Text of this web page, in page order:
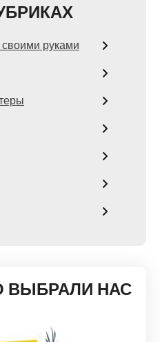
руками
ВЫБРАЛИ НАС